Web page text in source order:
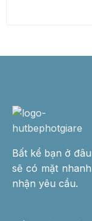
Bất kể bạn ở
sẽ có mặt
nhận yêu cầu.